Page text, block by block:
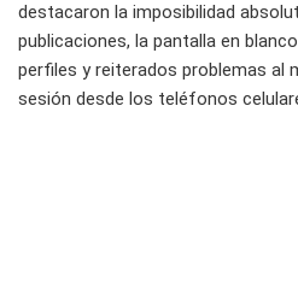
destacaron la imposibilidad
publicaciones, la pantalla en
perfiles y reiterados problemas al
sesión desde los teléfonos